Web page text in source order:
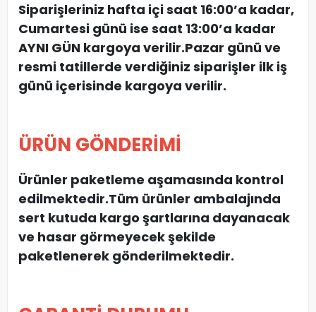
Siparişleriniz hafta içi saat 16:00’a kadar,
Cumartesi günü ise saat 13:00’a kadar
AYNI GÜN kargoya verilir.Pazar günü ve
resmi tatillerde verdiğiniz siparişler ilk iş
günü içerisinde kargoya verilir.
ÜRÜN GÖNDERİMİ
Ürünler paketleme aşamasında kontrol
edilmektedir.Tüm ürünler ambalajında
sert kutuda kargo şartlarına dayanacak
ve hasar görmeyecek şekilde
paketlenerek gönderilmektedir.